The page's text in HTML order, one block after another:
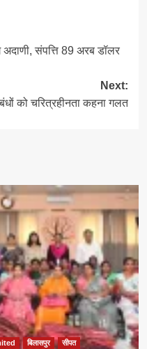
संपत्ति 89 अरब डॉलर
Next:
को चरित्रहीनता कहना गलत
बिलासपुर सीपत